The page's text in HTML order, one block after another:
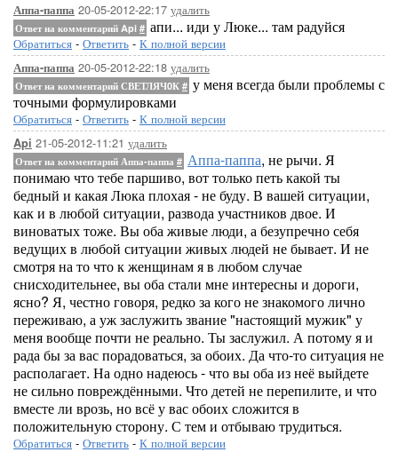
Аппа-паппа 20-05-2012-22:17 удалить
Ответ на комментарий Api # апи... иди у Люке... там радуйся
Обратиться - Ответить - К полной версии
Аппа-паппа 20-05-2012-22:18 удалить
Ответ на комментарий СВЕТЛЯЧ0К # у меня всегда были проблемы с
точными формулировками
Обратиться - Ответить - К полной версии
Api 21-05-2012-11:21 удалить
Ответ на комментарий Аппа-паппа # Аппа-паппа, не рычи. Я
понимаю что тебе паршиво, вот только петь какой ты
бедный и какая Люка плохая - не буду. В вашей ситуации,
как и в любой ситуации, развода участников двое. И
виноватых тоже. Вы оба живые люди, а безупречно себя
ведущих в любой ситуации живых людей не бывает. И не
смотря на то что к женщинам я в любом случае
снисходительнее, вы оба стали мне интересны и дороги,
ясно? Я, честно говоря, редко за кого не знакомого лично
переживаю, а уж заслужить звание "настоящий мужик" у
меня вообще почти не реально. Ты заслужил. А потому я и
рада бы за вас порадоваться, за обоих. Да что-то ситуация не
располагает. На одно надеюсь - что вы оба из неё выйдете
не сильно повреждёнными. Что детей не перепилите, и что
вместе ли врозь, но всё у вас обоих сложится в
положительную сторону. С тем и отбываю трудиться.
Обратиться - Ответить - К полной версии